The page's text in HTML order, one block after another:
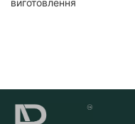
виготовлення